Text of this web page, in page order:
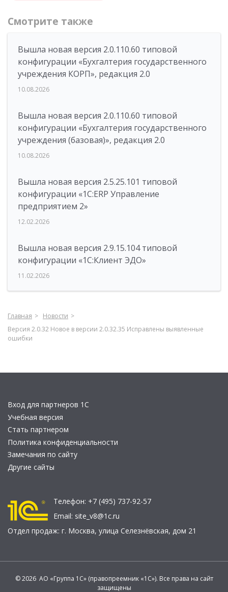
Смотрите также
Вышла новая версия 2.0.110.60 типовой
конфигурации «Бухгалтерия государственного
учреждения КОРП», редакция 2.0
10.08.2026
Вышла новая версия 2.0.110.60 типовой
конфигурации «Бухгалтерия государственного
учреждения (базовая)», редакция 2.0
10.08.2026
Вышла новая версия 2.5.25.101 типовой
конфигурации «1С:ERP Управление
предприятием 2»
12.02.2026
Вышла новая версия 2.9.15.104 типовой
конфигурации «1С:Клиент ЭДО»
11.02.2026
Главная
Новости
Версия 2.0.32 Новое в версии 2.0.32.35 Исправлены выявленные
ошибки
Вход для партнеров 1С
Учебная версия
Стать партнером
Политика конфиденциальности
Замечания по сайту
Другие сайты
Телефон: +7 (495) 737-92-57
Email: site_v8@1c.ru
Отдел продаж: г. Москва, улица Селезнёвская, дом 21
© 2026 АО «Группа 1С» (правопреемник «1С»). Все права на сайт
защищены